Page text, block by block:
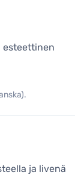
esteettinen
ja livenä